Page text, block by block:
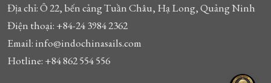
Địa chỉ: Ô 22, bến cảng Tuần Châu, Hạ Long, Quảng Ninh
Điện thoại: +84-24 3984 2362
Email: info@indochinasails.com
Hotline: +84 862 554 556